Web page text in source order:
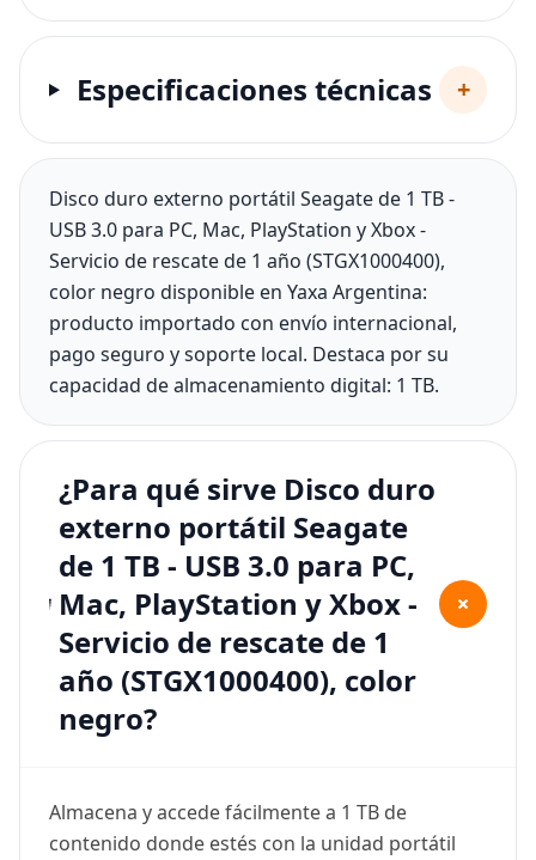
Especificaciones técnicas +
Disco duro externo portátil Seagate de 1 TB -
USB 3.0 para PC, Mac, PlayStation y Xbox -
Servicio de rescate de 1 año (STGX1000400),
color negro disponible en Yaxa Argentina:
producto importado con envío internacional,
pago seguro y soporte local. Destaca por su
capacidad de almacenamiento digital: 1 TB.
¿Para qué sirve Disco duro
externo portátil Seagate
de 1 TB - USB 3.0 para PC,
Mac, PlayStation y Xbox -
Servicio de rescate de 1
año (STGX1000400), color
negro?
+
Almacena y accede fácilmente a 1 TB de
contenido donde estés con la unidad portátil